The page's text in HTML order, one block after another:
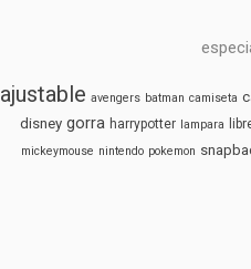
ajustable avengers batman camiseta
disney gorra harrypotter lampara
mickeymouse nintendo pokemon